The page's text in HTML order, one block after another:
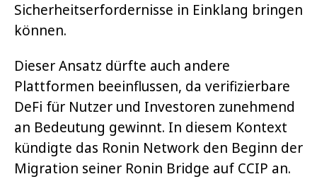
Sicherheitserfordernisse in Einklang bringen
können.
Dieser Ansatz dürfte auch andere
Plattformen beeinflussen, da verifizierbare
DeFi für Nutzer und Investoren zunehmend
an Bedeutung gewinnt. In diesem Kontext
kündigte das Ronin Network den Beginn der
Migration seiner Ronin Bridge auf CCIP an.